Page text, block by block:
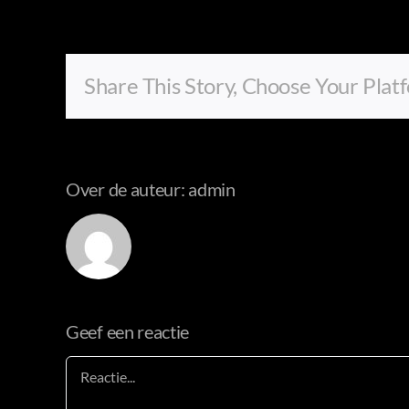
Share This Story, Choose Your
Over de auteur: admin
Geef een reactie
Reactie